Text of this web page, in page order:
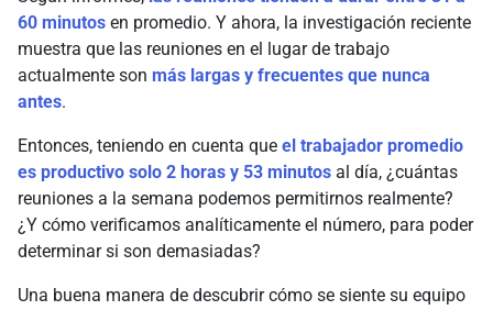
60 minutos en promedio. Y ahora, la investigación reciente
muestra que las reuniones en el lugar de trabajo
actualmente son más largas y frecuentes que nunca
antes.
Entonces, teniendo en cuenta que el trabajador promedio
es productivo solo 2 horas y 53 minutos al día, ¿cuántas
reuniones a la semana podemos permitirnos realmente?
¿Y cómo verificamos analíticamente el número, para poder
determinar si son demasiadas?
Una buena manera de descubrir cómo se siente su equipo